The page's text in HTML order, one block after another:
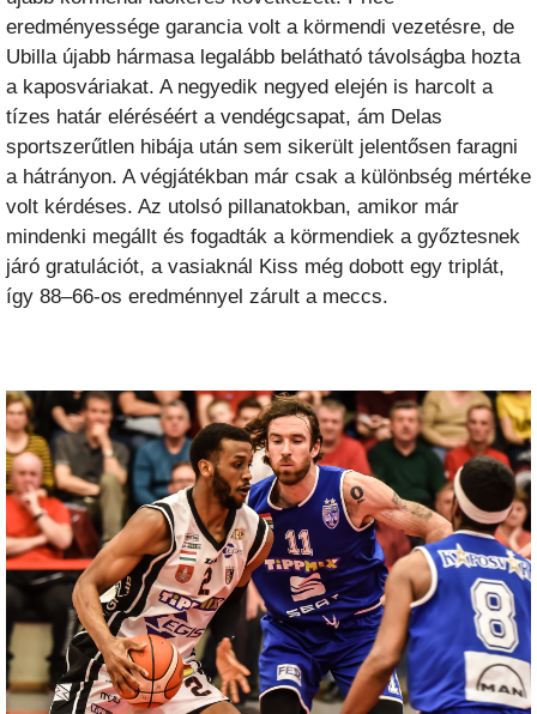
eredményessége garancia volt a körmendi vezetésre, de
Ubilla újabb hármasa legalább belátható távolságba hozta
a kaposváriakat. A negyedik negyed elején is harcolt a
tízes határ eléréséért a vendégcsapat, ám Delas
sportszerűtlen hibája után sem sikerült jelentősen faragni
a hátrányon. A végjátékban már csak a különbség mértéke
volt kérdéses. Az utolsó pillanatokban, amikor már
mindenki megállt és fogadták a körmendiek a győztesnek
járó gratulációt, a vasiaknál Kiss még dobott egy triplát,
így 88–66-os eredménnyel zárult a meccs.